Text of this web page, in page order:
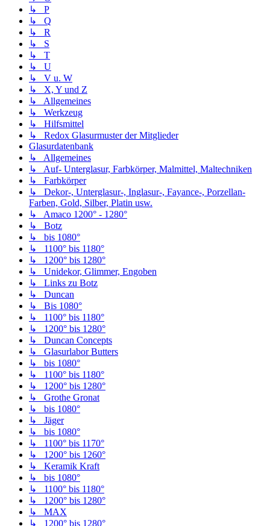
↳ P
↳ Q
↳ R
↳ S
↳ T
↳ U
↳ V u. W
↳ X, Y und Z
↳ Allgemeines
↳ Werkzeug
↳ Hilfsmittel
↳ Redox Glasurmuster der Mitglieder
Glasurdatenbank
↳ Allgemeines
↳ Auf- Unterglasur, Farbkörper, Malmittel, Maltechniken
↳ Farbkörper
↳ Dekor-, Unterglasur-, Inglasur-, Fayance-, Porzellan-
Farben, Gold, Silber, Platin usw.
↳ Amaco 1200° - 1280°
↳ Botz
↳ bis 1080°
↳ 1100° bis 1180°
↳ 1200° bis 1280°
↳ Unidekor, Glimmer, Engoben
↳ Links zu Botz
↳ Duncan
↳ Bis 1080°
↳ 1100° bis 1180°
↳ 1200° bis 1280°
↳ Duncan Concepts
↳ Glasurlabor Butters
↳ bis 1080°
↳ 1100° bis 1180°
↳ 1200° bis 1280°
↳ Grothe Gronat
↳ bis 1080°
↳ Jäger
↳ bis 1080°
↳ 1100° bis 1170°
↳ 1200° bis 1260°
↳ Keramik Kraft
↳ bis 1080°
↳ 1100° bis 1180°
↳ 1200° bis 1280°
↳ MAX
↳ 1200° bis 1280°